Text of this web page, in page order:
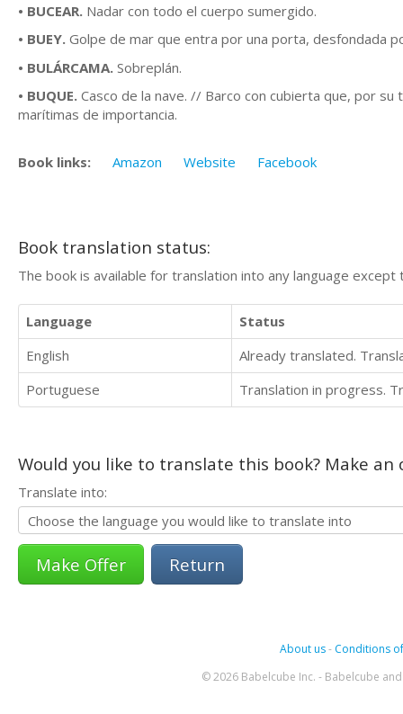
• BUCEAR. Nadar con todo el cuerpo sumergido.
• BUEY. Golpe de mar que entra por una porta, desfondada
• BULÁRCAMA. Sobreplán.
• BUQUE. Casco de la nave. // Barco con cubierta que, por
marítimas de importancia.
Book links: Amazon Website Facebook
Book translation status:
The book is available for translation into any language
Language
Status
English
Already translated.
Portuguese
Translation in progress.
Would you like to translate this book? Make
Translate into:
Return
About us- Conditions
© 2026 Babelcube Inc. - Babelcube